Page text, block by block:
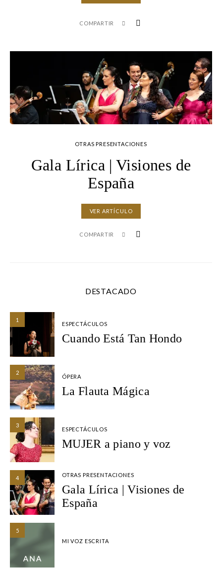
COMPARTIR
OTRAS PRESENTACIONES
Gala Lírica | Visiones de
España
VER ARTÍCULO
COMPARTIR
DESTACADO
1
ESPECTÁCULOS
Cuando Está Tan Hondo
2
ÓPERA
La Flauta Mágica
3
ESPECTÁCULOS
MUJER a piano y voz
4 OTRAS PRESENTACIONES
Gala Lírica | Visiones de
España
5
MI VOZ ESCRITA